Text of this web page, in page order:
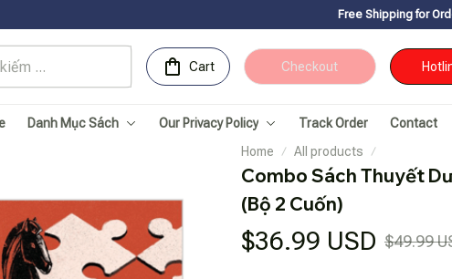
Free Shipping for Orders over 150USDㅤ✨
Cart Checkout
Danh Mục Sách Our Privacy Policy Track Order
Contact
Home
All products
Combo Sách Thuyết
(Bộ 2 Cuốn)
$36.99 USD $49.99